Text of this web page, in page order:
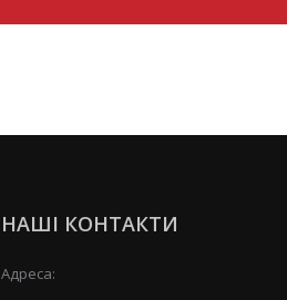
НАШІ КОНТАКТИ
Адреса: